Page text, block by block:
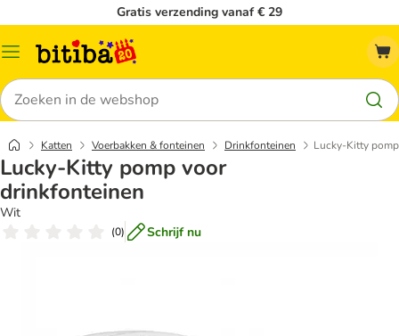
Gratis verzending vanaf € 29
Catalogusmenu
Zoeken
Katten Voerbakken & fonteinen Drinkfonteinen Lucky-Kitty
Lucky-Kitty pomp voor
drinkfonteinen
Wit
(0) Schrijf nu